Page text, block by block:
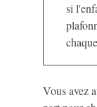
si
Vous avez